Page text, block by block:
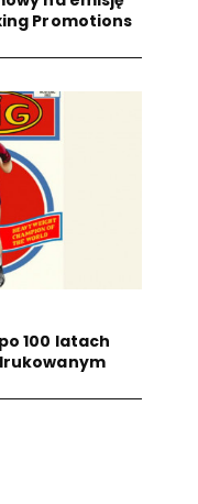
Promotions
100 latach